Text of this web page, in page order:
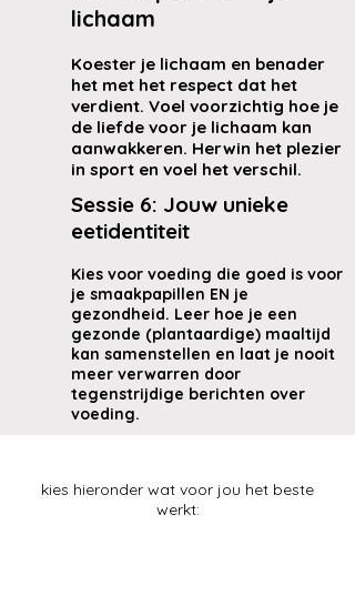
lichaam
Koester je lichaam en benader
het met het respect dat het
verdient. Voel voorzichtig hoe je
de liefde voor je lichaam kan
aanwakkeren. Herwin het plezier
in sport en voel het verschil.
Sessie 6: Jouw unieke
eetidentiteit
Kies voor voeding die goed is voor
je smaakpapillen EN je
gezondheid. Leer hoe je een
gezonde (plantaardige) maaltijd
kan samenstellen en laat je nooit
meer verwarren door
tegenstrijdige berichten over
voeding.
kies hieronder wat voor jou het beste
werkt: